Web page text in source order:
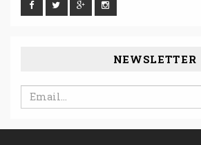
NEWSLETTER